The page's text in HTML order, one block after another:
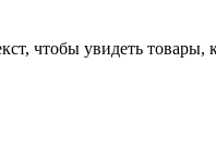
чтобы увидеть товары,